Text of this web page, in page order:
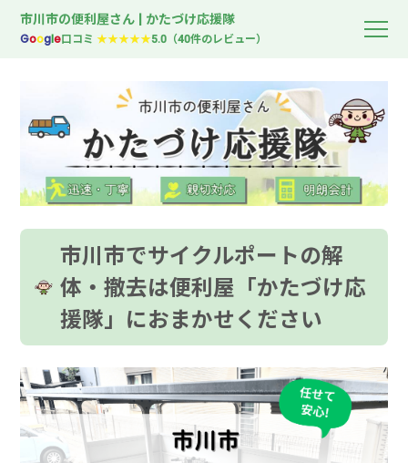
市川市の便利屋さん | かたづけ応援隊
Google口コミ★★★★★5.0（40件のレビュー）
市川市でサイクルポートの解
体・撤去は便利屋「かたづけ応
援隊」におまかせください